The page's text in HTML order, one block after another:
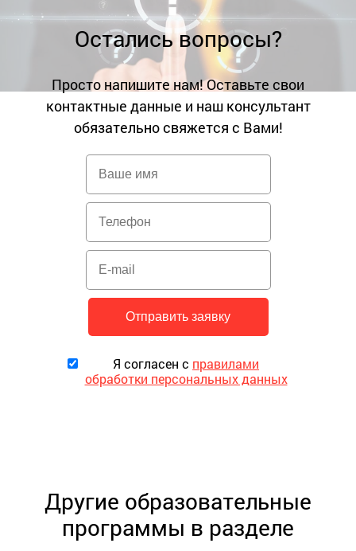
Остались вопросы?
Просто напишите нам! Оставьте свои
контактные данные и наш консультант
обязательно свяжется с Вами!
Я согласен с правилами
обработки персональных данных
Другие образовательные
программы в разделе